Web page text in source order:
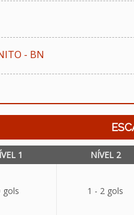
- BN
1 NÍVEL 2
gols 1 - 2 gols